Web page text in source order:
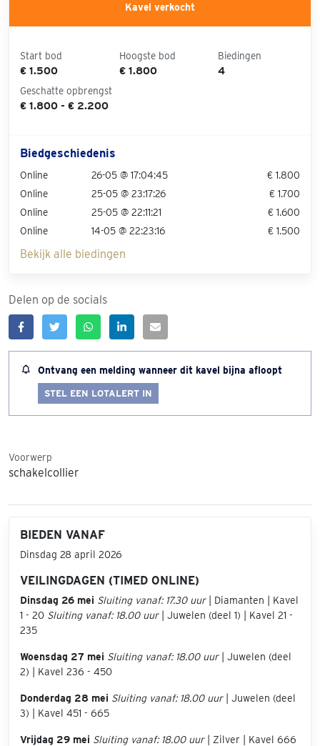
Kavel verkocht
Start bod
€ 1.500
Hoogste bod
€ 1.800
Biedingen
4
Geschatte opbrengst
€ 1.800 - € 2.200
Biedgeschiedenis
Online 26-05 @ 17:04:45
€ 1.800
Online
25-05 @ 23:17:26
€ 1.700
Online
25-05 @ 22:11:21
€ 1.600
Online
14-05 @ 22:23:16 € 1.500
Bekijk alle biedingen
Delen op de socials
Ontvang een melding wanneer dit kavel bijna afloopt
STEL EEN LOTALERT IN
Voorwerp
schakelcollier
BIEDEN VANAF
Dinsdag 28 april 2026
VEILINGDAGEN (TIMED ONLINE)
Dinsdag 26 mei Sluiting vanaf: 17.30 uur| Diamanten | Kavel
1 - 20 Sluiting vanaf: 18.00 uur| Juwelen (deel 1) | Kavel 21 -
235
Woensdag 27 mei Sluiting vanaf: 18.00 uur| Juwelen (deel
2) | Kavel 236 - 450
Donderdag 28 mei Sluiting vanaf: 18.00 uur| Juwelen (deel
3) | Kavel 451 - 665
Vrijdag 29 mei Sluiting vanaf: 18.00 uur| Zilver | Kavel 666